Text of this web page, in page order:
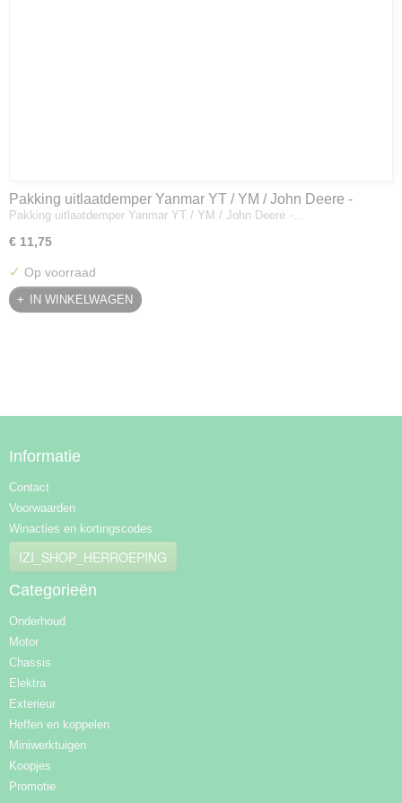
Pakking uitlaatdemper Yanmar YT / YM / John Deere -
128300-13230
Pakking uitlaatdemper Yanmar YT / YM / John Deere -…
€ 11,75
✓ Op voorraad
IN WINKELWAGEN
Informatie
Contact
Voorwaarden
Winacties en kortingscodes
IZI_SHOP_HERROEPING
Categorieën
Onderhoud
Motor
Chassis
Elektra
Exterieur
Heffen en koppelen
Miniwerktuigen
Koopjes
Promotie